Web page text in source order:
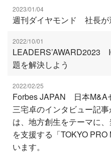
2023/01/04
週刊ダイヤモンド 社長が
2022/10/01
LEADERS’AWARD2023
題を解決しよう
2022/02/25
Forbes JAPAN 日本
三宅卓のインタビュー記
は、地方創生をテーマに
を支援する「TOKYO
います。